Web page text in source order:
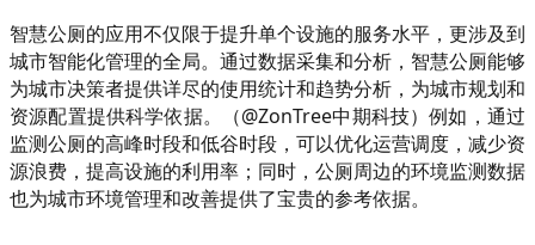
智慧公厕的应用不仅限于提升单个设施的服务水平，更涉及到
城市智能化管理的全局。通过数据采集和分析，智慧公厕能够
为城市决策者提供详尽的使用统计和趋势分析，为城市规划和
资源配置提供科学依据。（@ZonTree中期科技）例如，通过
监测公厕的高峰时段和低谷时段，可以优化运营调度，减少资
源浪费，提高设施的利用率；同时，公厕周边的环境监测数据
也为城市环境管理和改善提供了宝贵的参考依据。